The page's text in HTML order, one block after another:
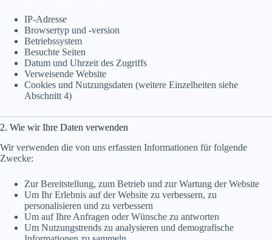
IP-Adresse
Browsertyp und -version
Betriebssystem
Besuchte Seiten
Datum und Uhrzeit des Zugriffs
Verweisende Website
Cookies und Nutzungsdaten (weitere Einzelheiten siehe
Abschnitt 4)
2. Wie wir Ihre Daten verwenden
Wir verwenden die von uns erfassten Informationen für folgende
Zwecke:
Zur Bereitstellung, zum Betrieb und zur Wartung der Website
Um Ihr Erlebnis auf der Website zu verbessern, zu
personalisieren und zu verbessern
Um auf Ihre Anfragen oder Wünsche zu antworten
Um Nutzungstrends zu analysieren und demografische